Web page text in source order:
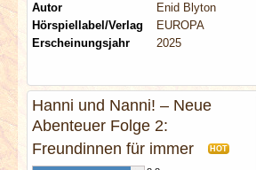
Autor
Enid Blyton
Hörspiellabel/Verlag
EUROPA
Erscheinungsjahr
2025
Hanni und Nanni! – Neue
Abenteuer Folge 2:
Freundinnen für immer
HOT